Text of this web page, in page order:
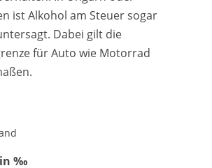
ist Alkohol am Steuer sogar
Dabei gilt die
für Auto wie Motorrad
in ‰